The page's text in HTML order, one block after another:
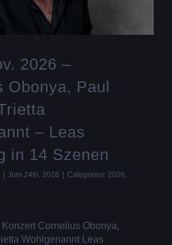
2026 –
Obonya, Paul
– Leas
in 14 Szenen
Juni 24th, 2026 Categories: 2026,
Konzert Cornelius Obonya,
Wohlgenannt Leas